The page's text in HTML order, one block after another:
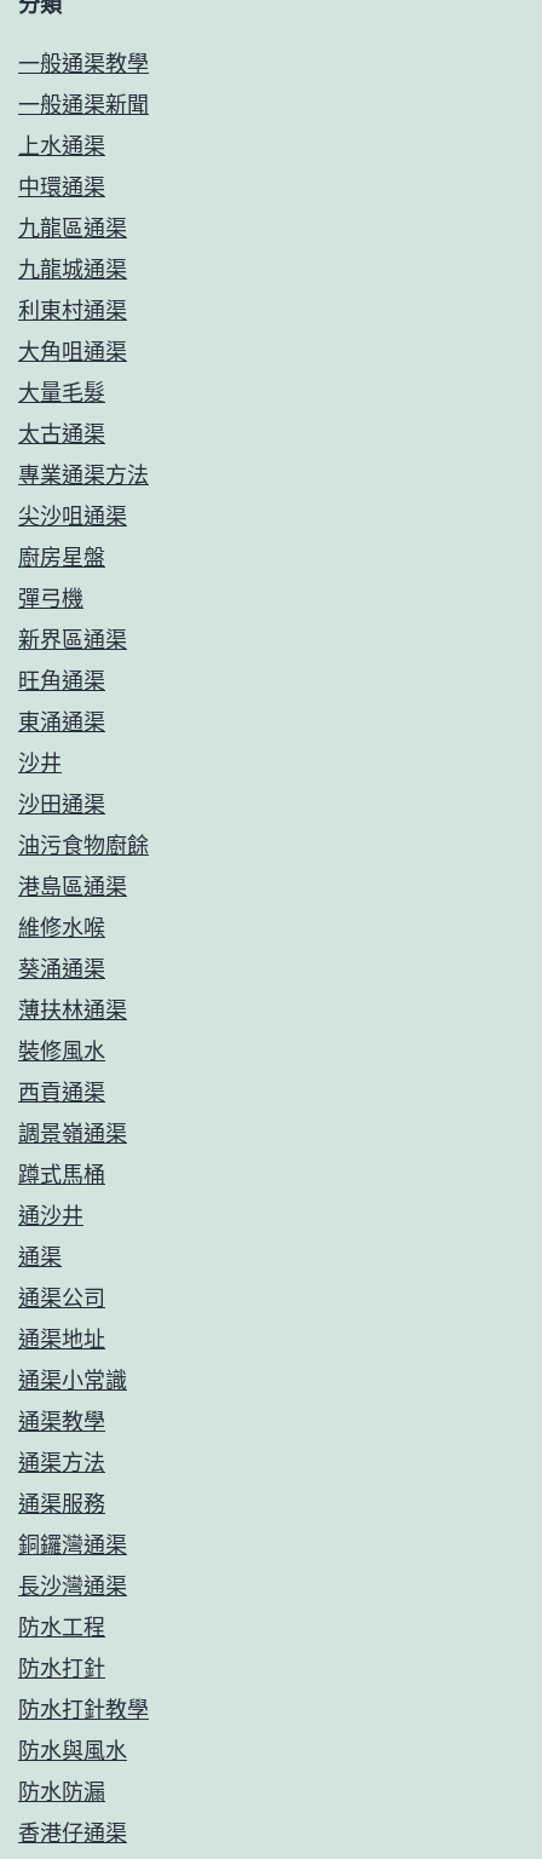
一般通渠教學
一般通渠新聞
上水通渠
中環通渠
九龍區通渠
九龍城通渠
利東村通渠
大角咀通渠
大量毛髮
太古通渠
專業通渠方法
尖沙咀通渠
廚房星盤
彈弓機
新界區通渠
旺角通渠
東涌通渠
沙井
沙田通渠
油污食物廚餘
港島區通渠
維修水喉
葵涌通渠
薄扶林通渠
裝修風水
西貢通渠
調景嶺通渠
蹲式馬桶
通沙井
通渠
通渠公司
通渠地址
通渠小常識
通渠教學
通渠方法
通渠服務
銅鑼灣通渠
長沙灣通渠
防水工程
防水打針
防水打針教學
防水與風水
防水防漏
香港仔通渠